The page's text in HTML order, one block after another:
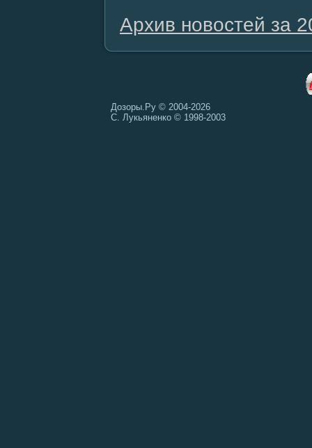
Архив новостей за
Дозоры.Ру © 2004-2026
С. Лукьяненко © 1998-2003